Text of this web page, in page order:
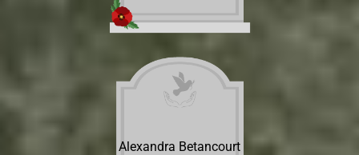
Alexandra Betancourt